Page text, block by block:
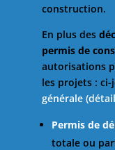
construction.
En plus des
permis de
autorisations
les projets :
générale
Permis de
totale ou